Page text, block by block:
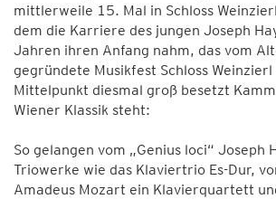
mittlerweile 15. Mal in Schloss
dem die Karriere des jungen Joseph
Jahren ihren Anfang nahm, das vom
gegründete Musikfest Schloss
Mittelpunkt diesmal groß besetzt
Wiener Klassik steht:
So gelangen vom „Genius loci“ Joseph
Triowerke wie das Klaviertrio Es-Dur,
Amadeus Mozart ein Klavierquartett